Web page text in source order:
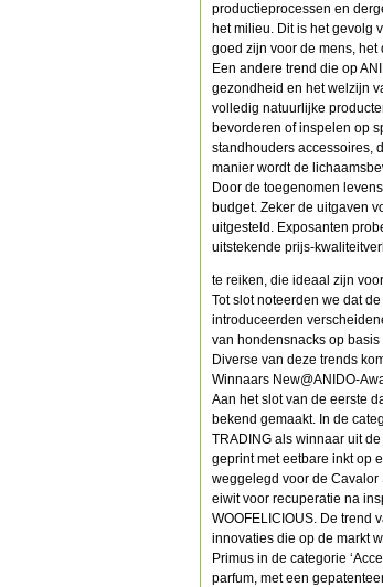
productieprocessen en
het milieu. Dit is het gevolg
goed zijn voor de mens, het
Een andere trend die op
gezondheid en het welzijn
volledig natuurlijke
bevorderen of inspelen op
standhouders accessoires,
manier wordt de
Door de toegenomen
budget. Zeker de uitgaven
uitgesteld. Exposanten
uitstekende prijs-
te reiken, die ideaal zijn
Tot slot noteerden we dat
introduceerden
van hondensnacks op
Diverse van deze trends
Winnaars New@ANIDO-
Aan het slot van de eerste
bekend gemaakt. In de
TRADING als winnaar uit
geprint met eetbare inkt op
weggelegd voor de Cavalor
eiwit voor recuperatie na
WOOFELICIOUS. De trend
innovaties die op de markt
Primus in de categorie
parfum, met een